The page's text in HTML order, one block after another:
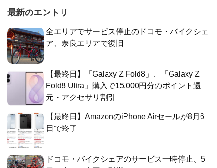
最新のエントリ
全エリアでサービス停止のドコモ・バイクシェ
ア、奈良エリアで復旧
【最終日】「Galaxy Z Fold8」、「Galaxy Z
Fold8 Ultra」購入で15,000円分のポイント還
元・アクセサリ割引
【最終日】AmazonのiPhone Airセールが8月6
日で終了
ドコモ・バイクシェアのサービス一時停止、5